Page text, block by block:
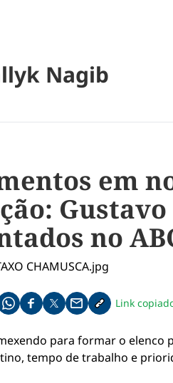
Nagib
em
no
Compartilhe pelo whatsapp
Compartilhar no facebook
Compartilhar no twitter
Compartilhe pelo
Copiar link da
Link
para formar o elenco
tempo de trabalho e